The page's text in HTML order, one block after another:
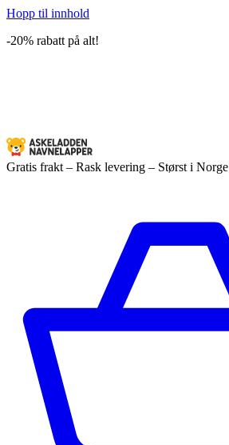
Hopp til innhold
-20% rabatt på alt!
Gratis frakt – Rask levering – Størst i Norge